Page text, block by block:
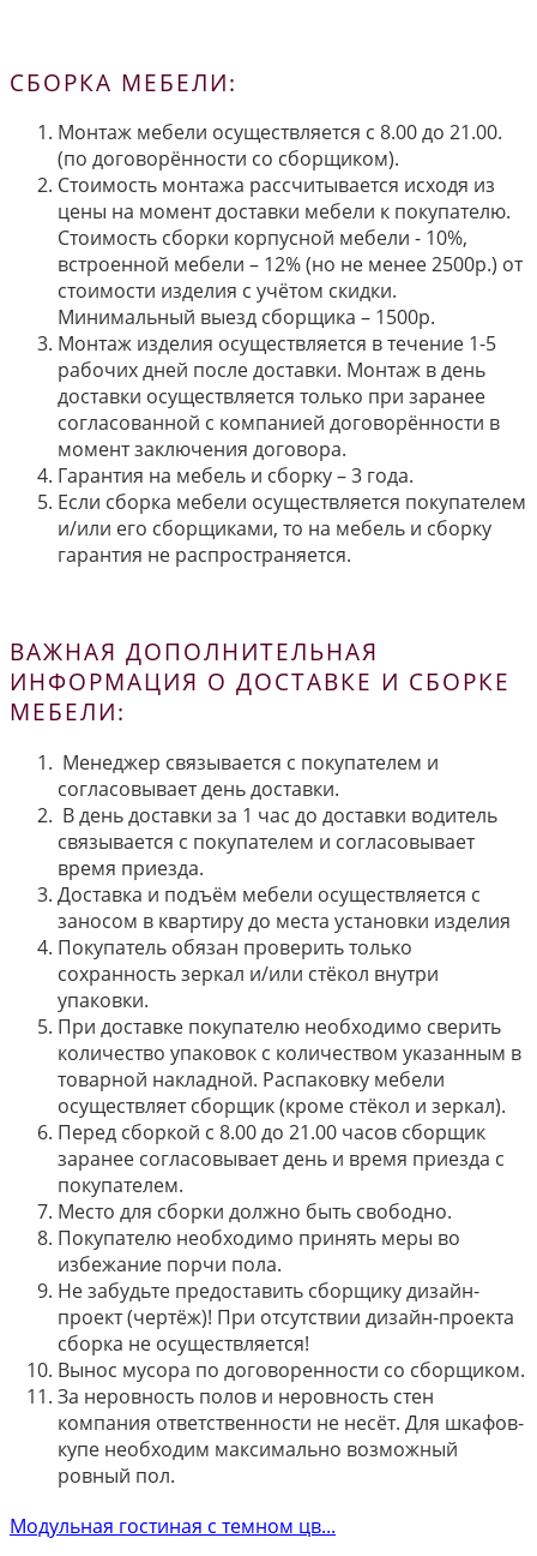
СБОРКА МЕБЕЛИ:
Монтаж мебели осуществляется с 8.00 до 21.00.
(по договорённости со сборщиком).
Стоимость монтажа рассчитывается исходя из
цены на момент доставки мебели к покупателю.
Стоимость сборки корпусной мебели - 10%,
встроенной мебели – 12% (но не менее 2500р.) от
стоимости изделия с учётом скидки.
Минимальный выезд сборщика – 1500р.
Монтаж изделия осуществляется в течение 1-5
рабочих дней после доставки. Монтаж в день
доставки осуществляется только при заранее
согласованной с компанией договорённости в
момент заключения договора.
Гарантия на мебель и сборку – 3 года.
Если сборка мебели осуществляется покупателем
и/или его сборщиками, то на мебель и сборку
гарантия не распространяется.
ВАЖНАЯ ДОПОЛНИТЕЛЬНАЯ
ИНФОРМАЦИЯ О ДОСТАВКЕ И СБОРКЕ
МЕБЕЛИ:
Менеджер связывается с покупателем и
согласовывает день доставки.
В день доставки за 1 час до доставки водитель
связывается с покупателем и согласовывает
время приезда.
Доставка и подъём мебели осуществляется с
заносом в квартиру до места установки изделия
Покупатель обязан проверить только
сохранность зеркал и/или стёкол внутри
упаковки.
При доставке покупателю необходимо сверить
количество упаковок с количеством указанным в
товарной накладной. Распаковку мебели
осуществляет сборщик (кроме стёкол и зеркал).
Перед сборкой с 8.00 до 21.00 часов сборщик
заранее согласовывает день и время приезда с
покупателем.
Место для сборки должно быть свободно.
Покупателю необходимо принять меры во
избежание порчи пола.
Не забудьте предоставить сборщику дизайн-
проект (чертёж)! При отсутствии дизайн-проекта
сборка не осуществляется!
Вынос мусора по договоренности со сборщиком.
За неровность полов и неровность стен
компания ответственности не несёт. Для шкафов-
купе необходим максимально возможный
ровный пол.
Модульная гостиная с темном цв...